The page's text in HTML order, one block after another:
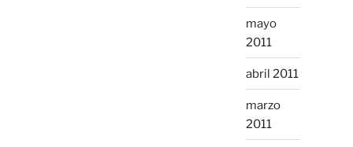
mayo
2011
abril 2011
marzo
2011